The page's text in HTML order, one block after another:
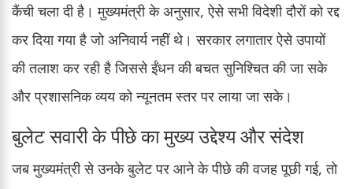
कैंची चला दी है। मुख्यमंत्री के अनुसार, ऐसे सभी विदेशी दौरों को रद्द
कर दिया गया है जो अनिवार्य नहीं थे। सरकार लगातार ऐसे उपायों
की तलाश कर रही है जिससे ईंधन की बचत सुनिश्चित की जा सके
और प्रशासनिक व्यय को न्यूनतम स्तर पर लाया जा सके।
बुलेट सवारी के पीछे का मुख्य उद्देश्य और संदेश
जब मुख्यमंत्री से उनके बुलेट पर आने के पीछे की वजह पूछी गई, तो